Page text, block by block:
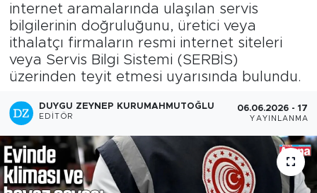
internet aramalarında ulaşılan servis
bilgilerinin doğruluğunu, üretici veya
ithalatçı firmaların resmi internet siteleri
veya Servis Bilgi Sistemi (SERBİS)
üzerinden teyit etmesi uyarısında bulundu.
DUYGU ZEYNEP KURUMAHMUTOĞLU
EDITÖR
06.06.2026 -
YAYINLANMA
Son Dakika Haberleri
Haber Arşivi